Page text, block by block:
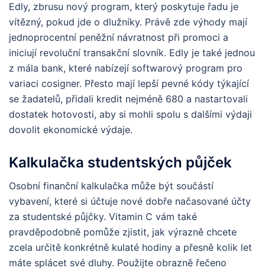
Edly, zbrusu nový program, který poskytuje řadu je
vítězný, pokud jde o dlužníky. Právě zde výhody mají
jednoprocentní peněžní návratnost při promoci a
iniciují revoluční transakční slovník. Edly je také jednou
z mála bank, které nabízejí softwarový program pro
variaci cosigner. Přesto mají lepší pevné kódy týkající
se žadatelů, přidali kredit nejméně 680 a nastartovali
dostatek hotovosti, aby si mohli spolu s dalšími výdaji
dovolit ekonomické výdaje.
Kalkulačka studentských půjček
Osobní finanční kalkulačka může být součástí
vybavení, které si účtuje nové dobře načasované účty
za studentské půjčky. Vitamin C vám také
pravděpodobně pomůže zjistit, jak výrazně chcete
zcela určitě konkrétně kulaté hodiny a přesně kolik let
máte splácet své dluhy. Použijte obrazně řečeno